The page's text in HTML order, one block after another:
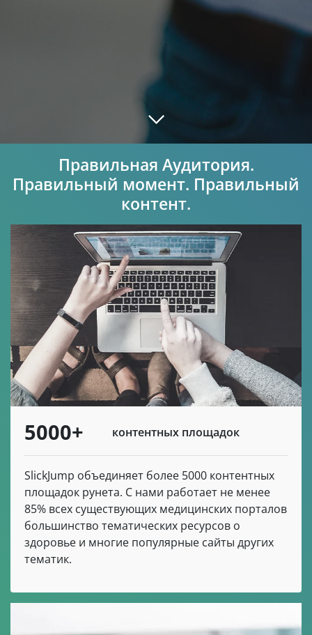
Правильная Аудитория.
Правильный момент. Правильный
контент.
5000+ контентных площадок
SlickJump объединяет более 5000 контентных
площадок рунета. С нами работает не менее
85% всех существующих медицинских порталов
большинство тематических ресурсов о
здоровье и многие популярные сайты других
тематик.